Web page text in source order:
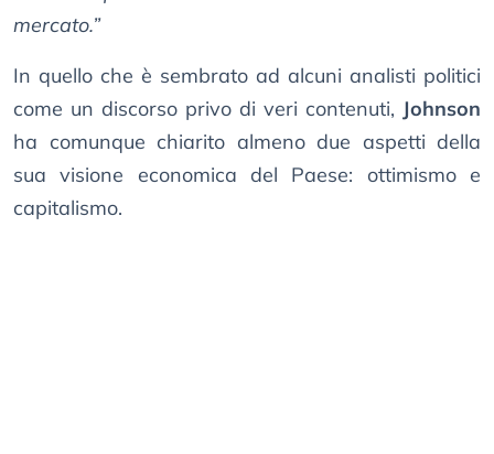
mercato.”
In quello che è sembrato ad alcuni analisti politici
come un discorso privo di veri contenuti, Johnson
ha comunque chiarito almeno due aspetti della
sua visione economica del Paese: ottimismo e
capitalismo.